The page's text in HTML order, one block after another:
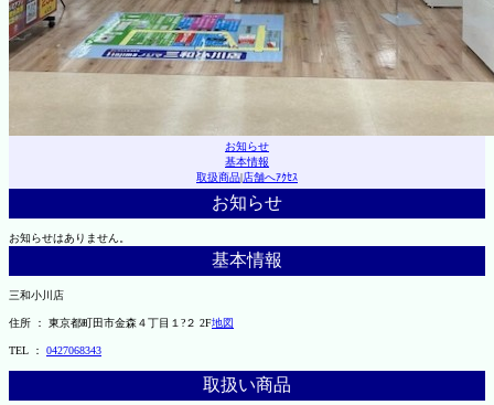
お知らせ
基本情報
取扱商品|店舗へｱｸｾｽ
お知らせ
お知らせはありません。
基本情報
三和小川店
住所 ： 東京都町田市金森４丁目１?２ 2F地図
TEL ： 0427068343
取扱い商品